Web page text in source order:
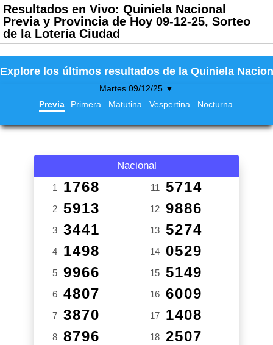
Resultados en Vivo: Quiniela Nacional
Previa y Provincia de Hoy 09-12-25, Sorteo
de la Lotería Ciudad
Explore los últimos resultados de la Quiniela
Martes 09/12/25 ▼
Previa
Primera Matutina Vespertina Nocturna
Nacional
1 1768
2 5913
3 3441
4 1498
5 9966
6 4807
7 3870
8 8796
11 5714
12 9886
13 5274
14 0529
15 5149
16 6009
17 1408
18 2507